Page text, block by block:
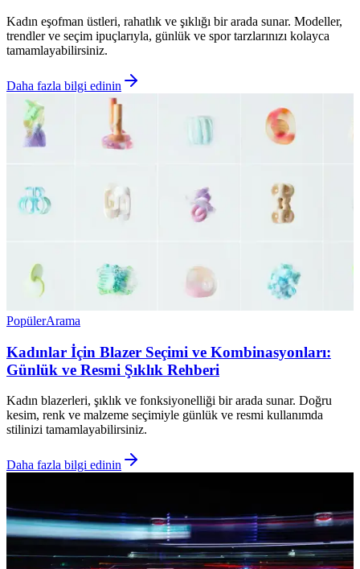
Kadın eşofman üstleri, rahatlık ve şıklığı bir arada sunar. Modeller,
trendler ve seçim ipuçlarıyla, günlük ve spor tarzlarınızı kolayca
tamamlayabilirsiniz.
Daha fazla bilgi edinin
PopülerArama
Kadınlar İçin Blazer Seçimi ve Kombinasyonları:
Günlük ve Resmi Şıklık Rehberi
Kadın blazerleri, şıklık ve fonksiyonelliği bir arada sunar. Doğru
kesim, renk ve malzeme seçimiyle günlük ve resmi kullanımda
stilinizi tamamlayabilirsiniz.
Daha fazla bilgi edinin